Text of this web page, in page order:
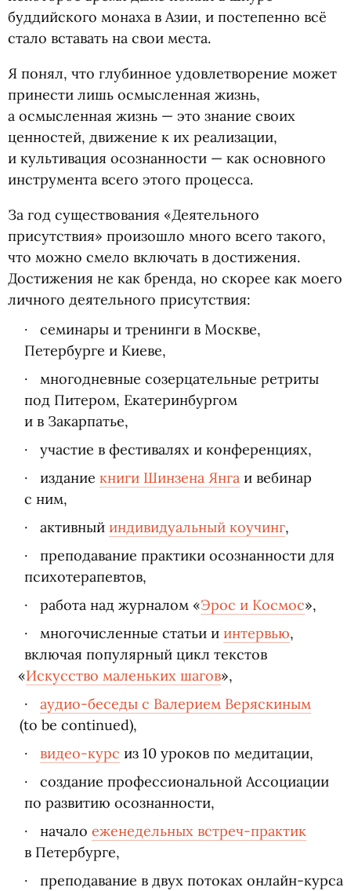
буддийского монаха в Азии, и постепенно всё
стало вставать на свои места.
Я понял, что глубинное удовлетворение может
принести лишь осмысленная жизнь,
а осмысленная жизнь — это знание своих
ценностей, движение к их реализации,
и культивация осознанности — как основного
инструмента всего этого процесса.
За год существования «Деятельного
присутствия» произошло много всего такого,
что можно смело включать в достижения.
Достижения не как бренда, но скорее как моего
личного деятельного присутствия:
семинары и тренинги в Москве,
Петербурге и Киеве,
многодневные созерцательные ретриты
под Питером, Екатеринбургом
и в Закарпатье,
участие в фестивалях и конференциях,
издание книги Шинзена Янгаи вебинар
с ним,
активный индивидуальный коучинг,
преподавание практики осознанности для
психотерапевтов,
работа над журналом «Эрос и Космос»,
многочисленные статьи и интервью,
включая популярный цикл текстов
«Искусство маленьких шагов»,
аудио-беседы c Валерием Веряскиным
(to be continued),
видео-курс из 10 уроков по медитации,
создание профессиональной Ассоциации
по развитию осознанности,
начало еженедельных встреч-практик
в Петербурге,
преподавание в двух потоках онлайн-курса